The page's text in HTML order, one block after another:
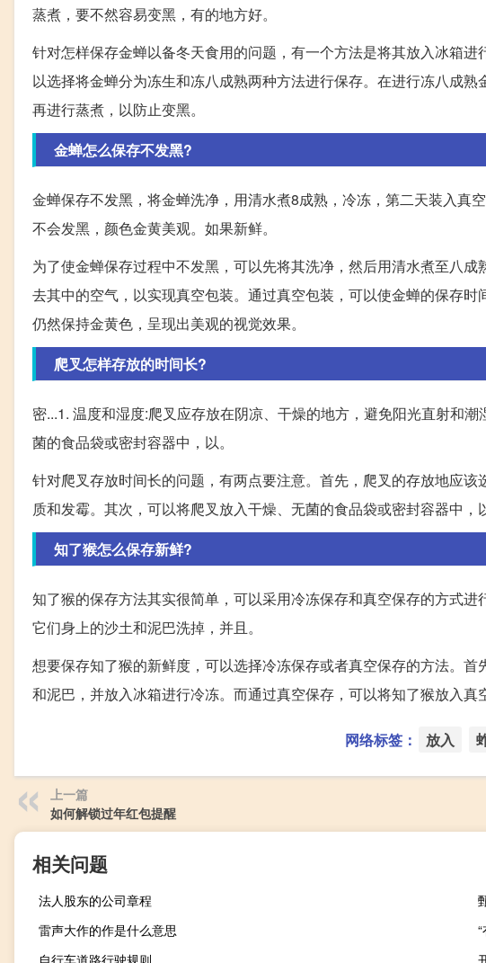
蒸煮，要不然容易变黑，有的地方好。
针对怎样保存金蝉以备冬天食用的问题，有一个方法是将其放入冰箱
以选择将金蝉分为冻生和冻八成熟两种方法进行保存。在进行冻八成
再进行蒸煮，以防止变黑。
金蝉怎么保存不发黑?
金蝉保存不发黑，将金蝉洗净，用清水煮8成熟，冷冻，第二天装入真
不会发黑，颜色金黄美观。如果新鲜。
为了使金蝉保存过程中不发黑，可以先将其洗净，然后用清水煮至八
去其中的空气，以实现真空包装。通过真空包装，可以使金蝉的保存
仍然保持金黄色，呈现出美观的视觉效果。
爬叉怎样存放的时间长?
密...1. 温度和湿度:爬叉应存放在阴凉、干燥的地方，避免阳光直射和
菌的食品袋或密封容器中，以。
针对爬叉存放时间长的问题，有两点要注意。首先，爬叉的存放地应
质和发霉。其次，可以将爬叉放入干燥、无菌的食品袋或密封容器中
知了猴怎么保存新鲜?
知了猴的保存方法其实很简单，可以采用冷冻保存和真空保存的方式
它们身上的沙土和泥巴洗掉，并且。
想要保存知了猴的新鲜度，可以选择冷冻保存或者真空保存的方法。
和泥巴，并放入冰箱进行冷冻。而通过真空保存，可以将知了猴放入真
网络标签： 放入
上一篇
如何解锁过年红包提醒
相关问题
法人股东的公司章程
雷声大作的作是什么意思